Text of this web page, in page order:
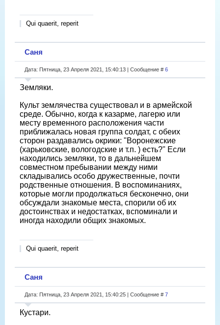
Qui quaerit, reperit
Саня
Дата: Пятница, 23 Апреля 2021, 15:40:13 | Сообщение # 6
Земляки.
Культ землячества существовал и в армейской
среде. Обычно, когда к казарме, лагерю или
месту временного расположения части
приближалась новая группа солдат, с обеих
сторон раздавались окрики: "Воронежские
(харьковские, вологодские и т.п. ) есть?" Если
находились земляки, то в дальнейшем
совместном пребывании между ними
складывались особо дружественные, почти
родственные отношения. В воспоминаниях,
которые могли продолжаться бесконечно, они
обсуждали знакомые места, спорили об их
достоинствах и недостатках, вспоминали и
иногда находили общих знакомых.
Qui quaerit, reperit
Саня
Дата: Пятница, 23 Апреля 2021, 15:40:25 | Сообщение # 7
Кустари.